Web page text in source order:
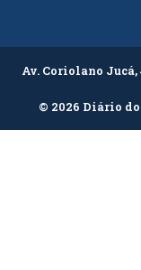
Av. Coriolano Jucá,
© 2026 Diário